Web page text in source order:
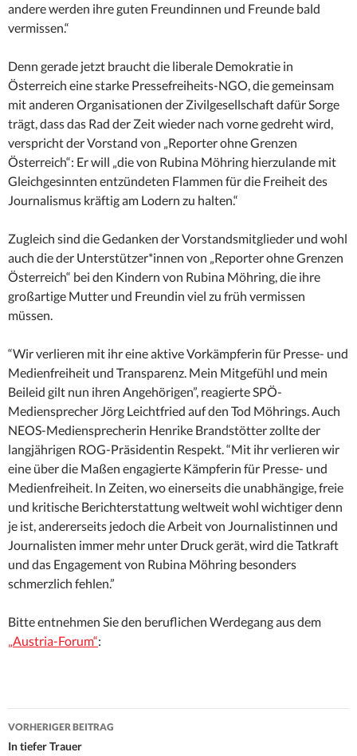
andere werden ihre guten Freundinnen und Freunde bald
vermissen.“
Denn gerade jetzt braucht die liberale Demokratie in
Österreich eine starke Pressefreiheits-NGO, die gemeinsam
mit anderen Organisationen der Zivilgesellschaft dafür Sorge
trägt, dass das Rad der Zeit wieder nach vorne gedreht wird,
verspricht der Vorstand von „Reporter ohne Grenzen
Österreich“: Er will „die von Rubina Möhring hierzulande mit
Gleichgesinnten entzündeten Flammen für die Freiheit des
Journalismus kräftig am Lodern zu halten.“
Zugleich sind die Gedanken der Vorstandsmitglieder und wohl
auch die der Unterstützer*innen von „Reporter ohne Grenzen
Österreich“ bei den Kindern von Rubina Möhring, die ihre
großartige Mutter und Freundin viel zu früh vermissen
müssen.
“Wir verlieren mit ihr eine aktive Vorkämpferin für Presse- und
Medienfreiheit und Transparenz. Mein Mitgefühl und mein
Beileid gilt nun ihren Angehörigen”, reagierte SPÖ-
Mediensprecher Jörg Leichtfried auf den Tod Möhrings. Auch
NEOS-Mediensprecherin Henrike Brandstötter zollte der
langjährigen ROG-Präsidentin Respekt. “Mit ihr verlieren wir
eine über die Maßen engagierte Kämpferin für Presse- und
Medienfreiheit. In Zeiten, wo einerseits die unabhängige, freie
und kritische Berichterstattung weltweit wohl wichtiger denn
je ist, andererseits jedoch die Arbeit von Journalistinnen und
Journalisten immer mehr unter Druck gerät, wird die Tatkraft
und das Engagement von Rubina Möhring besonders
schmerzlich fehlen.”
Bitte entnehmen Sie den beruflichen Werdegang aus dem
„Austria-Forum“:
Beitrags-
Navigation
VORHERIGER BEITRAG
In tiefer Trauer